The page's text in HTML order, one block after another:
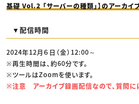
プロフェッショナル×つながる
基礎 Vol.2 「サーバーの種類」】のアーカイ
▼配信時間
2024年12月６日（金）12:00～
※再生時間は、約60分です。
※ツールはZoomを使います。
※注意 アーカイブ録画配信なので、質問に